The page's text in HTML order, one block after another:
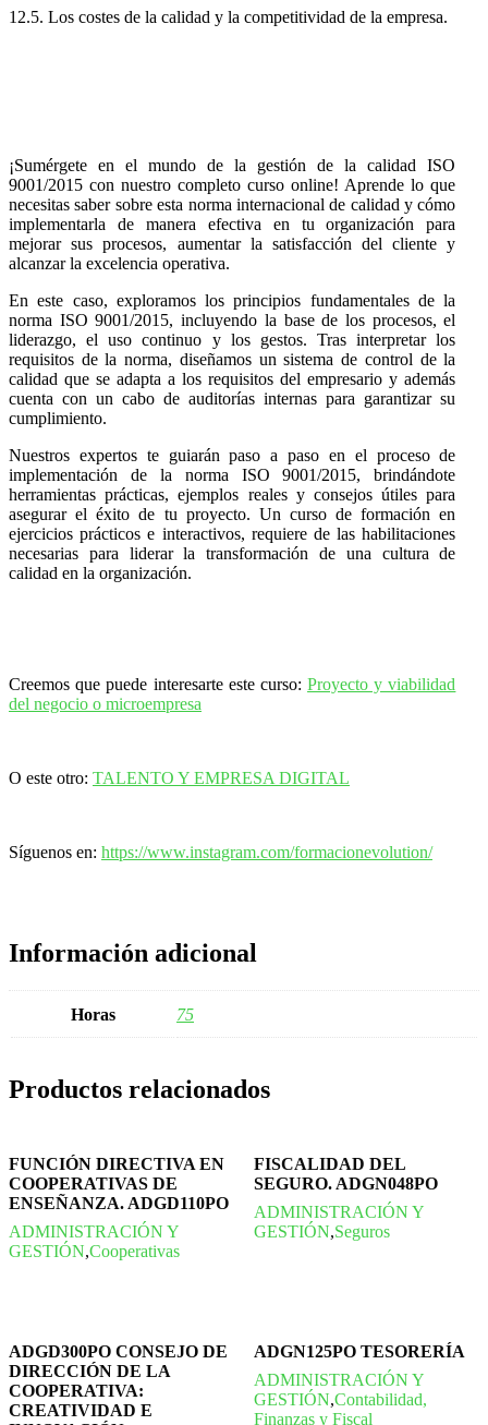
12.5. Los costes de la calidad y la competitividad de la empresa.
¡Sumérgete en el mundo de la gestión de la calidad ISO
9001/2015 con nuestro completo curso online! Aprende lo que
necesitas saber sobre esta norma internacional de calidad y cómo
implementarla de manera efectiva en tu organización para
mejorar sus procesos, aumentar la satisfacción del cliente y
alcanzar la excelencia operativa.
En este caso, exploramos los principios fundamentales de la
norma ISO 9001/2015, incluyendo la base de los procesos, el
liderazgo, el uso continuo y los gestos. Tras interpretar los
requisitos de la norma, diseñamos un sistema de control de la
calidad que se adapta a los requisitos del empresario y además
cuenta con un cabo de auditorías internas para garantizar su
cumplimiento.
Nuestros expertos te guiarán paso a paso en el proceso de
implementación de la norma ISO 9001/2015, brindándote
herramientas prácticas, ejemplos reales y consejos útiles para
asegurar el éxito de tu proyecto. Un curso de formación en
ejercicios prácticos e interactivos, requiere de las habilitaciones
necesarias para liderar la transformación de una cultura de
calidad en la organización.
Creemos que puede interesarte este curso:Proyecto y viabilidad
del negocio o microempresa
O este otro: TALENTO Y EMPRESA DIGITAL
Síguenos en: https://www.instagram.com/formacionevolution/
Información adicional
Horas 75
Productos relacionados
FUNCIÓN DIRECTIVA EN
COOPERATIVAS DE
ENSEÑANZA. ADGD110PO
ADMINISTRACIÓN Y
GESTIÓN,Cooperativas
FISCALIDAD DEL
SEGURO. ADGN048PO
ADMINISTRACIÓN Y
GESTIÓN,Seguros
ADGD300PO CONSEJO DE
DIRECCIÓN DE LA
COOPERATIVA:
CREATIVIDAD E
ADGN125PO TESORERÍA
ADMINISTRACIÓN Y
GESTIÓN,Contabilidad,
Finanzas y Fiscal